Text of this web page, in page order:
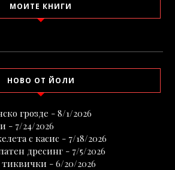
МОИТЕ КНИГИ
НОВО ОТ ЙОЛИ
грозде - 8/1/2026
- 7/24/2026
с касис - 7/18/2026
дресинг- 7/5/2026
тиквички - 6/20/2026